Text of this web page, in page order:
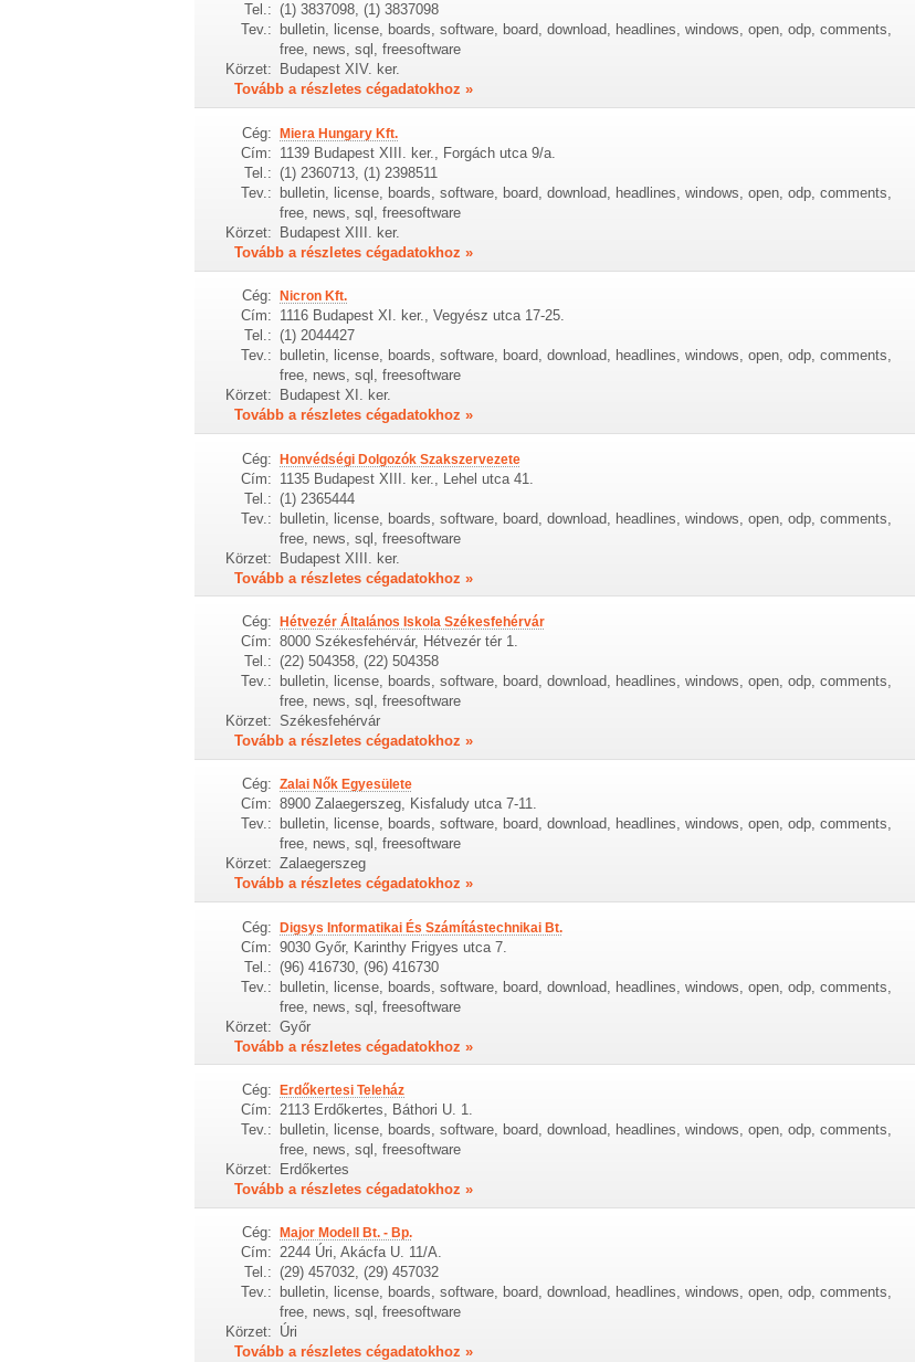
Tel.: (1) 3837098, (1) 3837098
Tev.:
bulletin, license, boards, software, board, download, headlines, windows, open, odp, comments,
free, news, sql, freesoftware
Körzet:
Budapest XIV. ker.
Tovább a részletes cégadatokhoz »
Cég: Miera Hungary Kft.
Cím: 1139 Budapest XIII. ker., Forgách utca 9/a.
Tel.: (1) 2360713, (1) 2398511
Tev.: bulletin, license, boards, software, board, download, headlines, windows, open, odp, comments,
free, news, sql, freesoftware
Körzet: Budapest XIII. ker.
Tovább a részletes cégadatokhoz »
Cég: Nicron Kft.
Cím: 1116 Budapest XI. ker., Vegyész utca 17-25.
Tel.: (1) 2044427
Tev.:
bulletin, license, boards, software, board, download, headlines, windows, open, odp, comments,
free, news, sql, freesoftware
Körzet:
Budapest XI. ker.
Tovább a részletes cégadatokhoz »
Cég: Honvédségi Dolgozók Szakszervezete
Cím: 1135 Budapest XIII. ker., Lehel utca 41.
Tel.: (1) 2365444
Tev.: bulletin, license, boards, software, board, download, headlines, windows, open, odp, comments,
free, news, sql, freesoftware
Körzet: Budapest XIII. ker.
Tovább a részletes cégadatokhoz »
Cég: Hétvezér Általános Iskola Székesfehérvár
Cím: 8000 Székesfehérvár, Hétvezér tér 1.
Tel.: (22) 504358, (22) 504358
Tev.:
bulletin, license, boards, software, board, download, headlines, windows, open, odp, comments,
free, news, sql, freesoftware
Körzet: Székesfehérvár
Tovább a részletes cégadatokhoz »
Cég: Zalai Nők Egyesülete
Cím: 8900 Zalaegerszeg, Kisfaludy utca 7-11.
Tev.:
bulletin, license, boards, software, board, download, headlines, windows, open, odp, comments,
free, news, sql, freesoftware
Körzet: Zalaegerszeg
Tovább a részletes cégadatokhoz »
Cég: Digsys Informatikai És Számítástechnikai Bt.
Cím: 9030 Győr, Karinthy Frigyes utca 7.
Tel.: (96) 416730, (96) 416730
Tev.: bulletin, license, boards, software, board, download, headlines, windows, open, odp, comments,
free, news, sql, freesoftware
Körzet: Győr
Tovább a részletes cégadatokhoz »
Cég: Erdőkertesi Teleház
Cím: 2113 Erdőkertes, Báthori U. 1.
Tev.:
bulletin, license, boards, software, board, download, headlines, windows, open, odp, comments,
free, news, sql, freesoftware
Körzet:
Erdőkertes
Tovább a részletes cégadatokhoz »
Cég: Major Modell Bt. - Bp.
Cím: 2244 Úri, Akácfa U. 11/A.
Tel.: (29) 457032, (29) 457032
Tev.:
bulletin, license, boards, software, board, download, headlines, windows, open, odp, comments,
free, news, sql, freesoftware
Körzet: Úri
Tovább a részletes cégadatokhoz »